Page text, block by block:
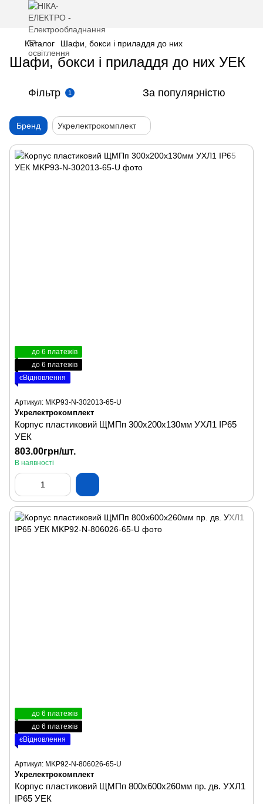
Каталог Шафи, бокси і приладдя до них
Шафи, бокси і приладдя до них УЕК
Фільтр 1 За популярністю
Бренд Укрелектрокомплект
до 6 платежів
до 6 платежів
єВідновлення
Артикул: MKP93-N-302013-65-U
Укрелектрокомплект
Корпус пластиковий ЩМПп 300х200х130мм УХЛ1 IP65
УЕК
803.00грн/шт.
В наявності
до 6 платежів
до 6 платежів
єВідновлення
Артикул: MKP92-N-806026-65-U
Укрелектрокомплект
Корпус пластиковий ЩМПп 800х600х260мм пр. дв. УХЛ1
IP65 УЕК